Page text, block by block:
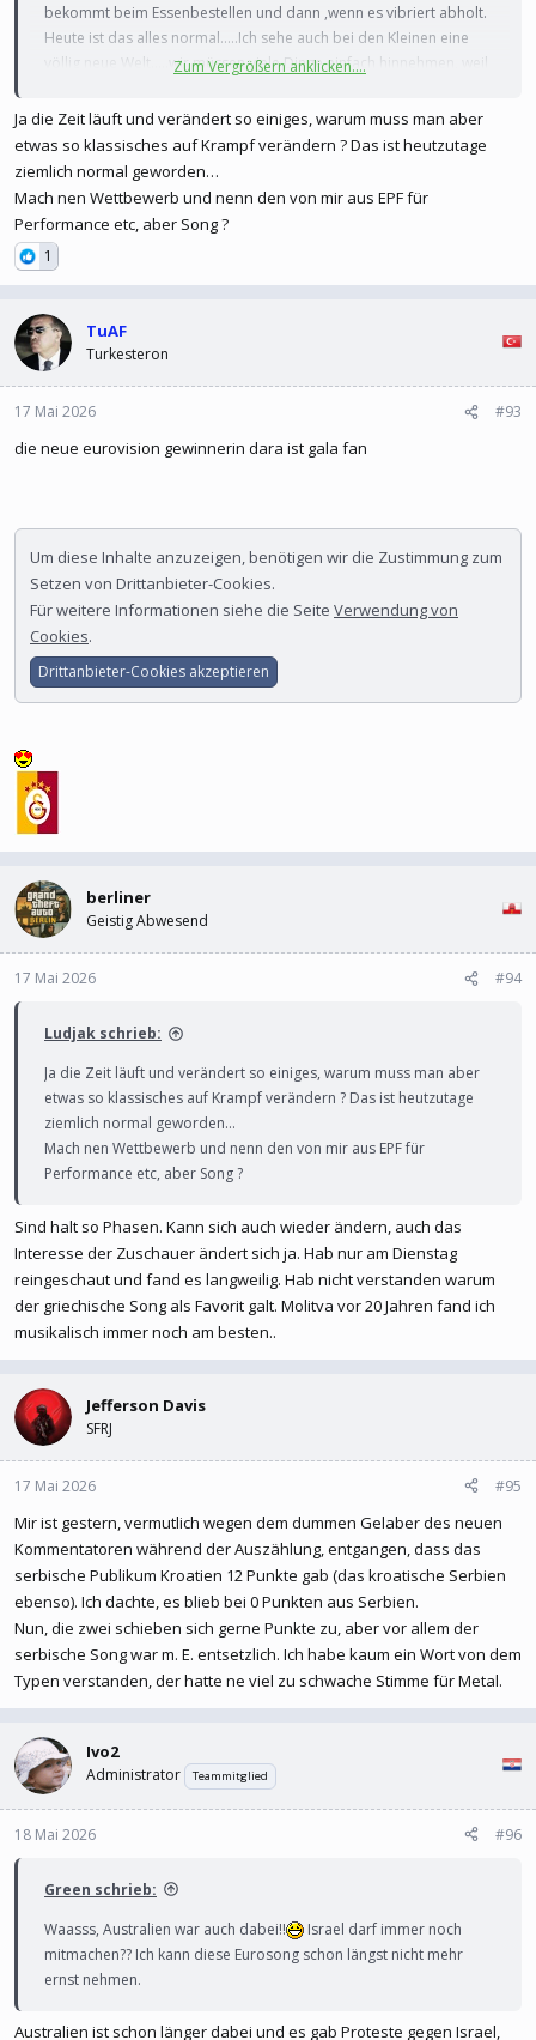
bekommt beim Essenbestellen und dann ,wenn es vibriert abholt.
Heute ist das alles normal.....Ich sehe auch bei den Kleinen eine
völlig neue Welt.....wir müssen viele Dinge einfach hinnehmen, weil
was alleine durch CORONA passiert ist. Bei uns geht bei der
Zulassung nur noch mit Internettermin und dann auch höchstens
so viel wie vorher doppelt. Die Leute gehen nicht mehr arbeiten
wie vorher, die Krankenhäuser sind plötzlich pleite und schliessen
und und und......und so ist der ESC auch nicht mehr der ESC, sonder
der ESC von heute mit all seinen Darstellern und Dargestelltem.
Zum Vergrößern anklicken....
Ja die Zeit läuft und verändert so einiges, warum muss man aber
etwas so klassisches auf Krampf verändern ? Das ist heutzutage
ziemlich normal geworden…
Mach nen Wettbewerb und nenn den von mir aus EPF für
Performance etc, aber Song ?
1
TuAF
Turkesteron
17 Mai 2026 #93
die neue eurovision gewinnerin dara ist gala fan
Um diese Inhalte anzuzeigen, benötigen wir die Zustimmung zum
Setzen von Drittanbieter-Cookies.
Für weitere Informationen siehe die Seite Verwendung von
Cookies.
Drittanbieter-Cookies akzeptieren
berliner
Geistig Abwesend
17 Mai 2026 #94
Ludjak schrieb:
Ja die Zeit läuft und verändert so einiges, warum muss man aber
etwas so klassisches auf Krampf verändern ? Das ist heutzutage
ziemlich normal geworden…
Mach nen Wettbewerb und nenn den von mir aus EPF für
Performance etc, aber Song ?
Sind halt so Phasen. Kann sich auch wieder ändern, auch das
Interesse der Zuschauer ändert sich ja. Hab nur am Dienstag
reingeschaut und fand es langweilig. Hab nicht verstanden warum
der griechische Song als Favorit galt. Molitva vor 20 Jahren fand ich
musikalisch immer noch am besten..
Jefferson Davis
SFRJ
17 Mai 2026 #95
Mir ist gestern, vermutlich wegen dem dummen Gelaber des neuen
Kommentatoren während der Auszählung, entgangen, dass das
serbische Publikum Kroatien 12 Punkte gab (das kroatische Serbien
ebenso). Ich dachte, es blieb bei 0 Punkten aus Serbien.
Nun, die zwei schieben sich gerne Punkte zu, aber vor allem der
serbische Song war m. E. entsetzlich. Ich habe kaum ein Wort von dem
Typen verstanden, der hatte ne viel zu schwache Stimme für Metal.
Ivo2
Administrator Teammitglied
18 Mai 2026 #96
Green schrieb:
Waasss, Australien war auch dabei!!
Israel darf immer noch
mitmachen?? Ich kann diese Eurosong schon längst nicht mehr
ernst nehmen.
Australien ist schon länger dabei und es gab Proteste gegen Israel,